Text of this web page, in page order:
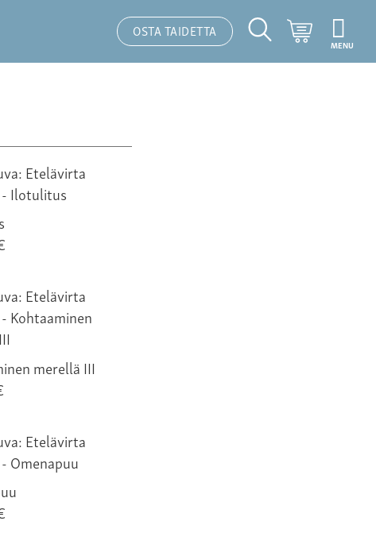
OSTA TAIDETTA
Hakutoiminto
Ostoskori
MENU
merellä III